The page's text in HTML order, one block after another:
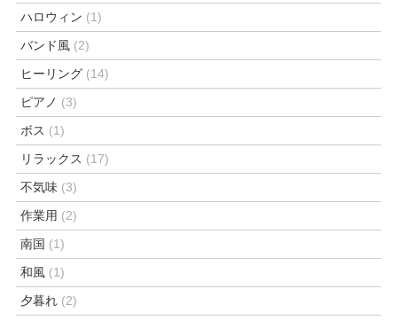
ハロウィン (1)
バンド風 (2)
ヒーリング (14)
ピアノ (3)
ボス (1)
リラックス (17)
不気味 (3)
作業用 (2)
南国 (1)
和風 (1)
夕暮れ (2)